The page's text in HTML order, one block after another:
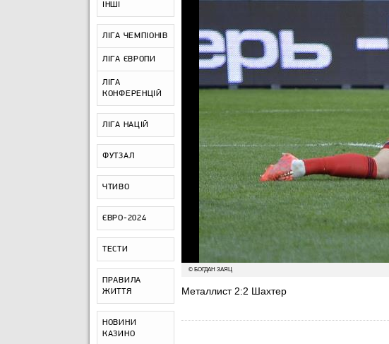
ІНШІ
ЛІГА ЧЕМПІОНІВ
ЛІГА ЄВРОПИ
ЛІГА
КОНФЕРЕНЦІЙ
ЛІГА НАЦІЙ
ФУТЗАЛ
ЧТИВО
ЄВРО-2024
ТЕСТИ
ПРАВИЛА
ЖИТТЯ
НОВИНИ
КАЗИНО
© БОГДАН ЗАЯЦ
Металлист 2:2 Шахтер